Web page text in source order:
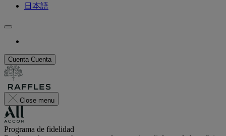
日本語
Cuenta Cuenta
Close menu
Programa de fidelidad